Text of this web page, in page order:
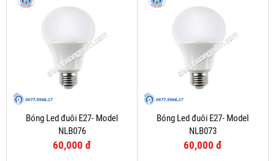
Bóng Led đuôi E27- Model
NLB076
60,000 đ
Bóng Led đuôi E27- Model
NLB073
60,000 đ